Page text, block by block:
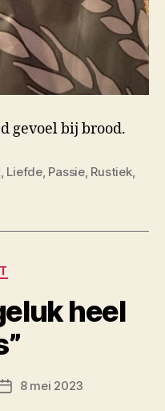
gevoel bij brood.
, Liefde, Passie, Rustiek,
heel
Berichtdatum
8 mei 2023